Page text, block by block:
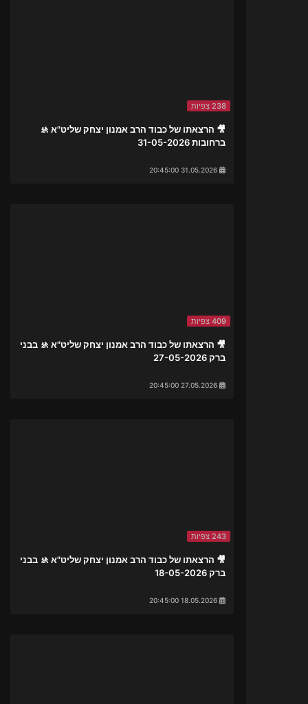
238 צפיות
🎥 הרצאתו של כבוד הרב אמנון יצחק שליט"א 🚸
ברחובות 31-05-2026
409 צפיות
🎥 הרצאתו של כבוד הרב אמנון יצחק שליט"א 🚸 בבני
ברק 27-05-2026
243 צפיות
🎥 הרצאתו של כבוד הרב אמנון יצחק שליט"א 🚸 בבני
ברק 18-05-2026